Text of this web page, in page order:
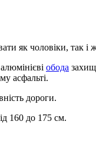
як чоловіки, так і
обода
асфальті.
дороги.
160 до 175 см.